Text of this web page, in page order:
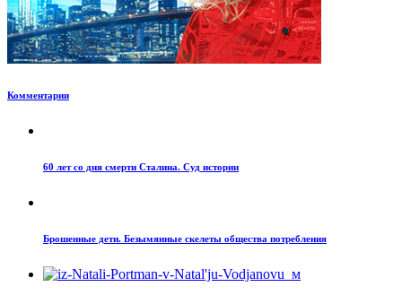
Комментарии
60 лет со дня смерти Сталина. Суд истории
Брошенные дети. Безымянные скелеты общества потребления